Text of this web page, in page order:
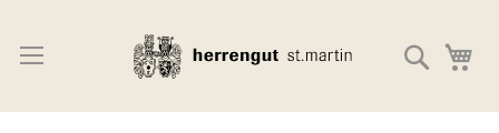
Inhalt
Suche